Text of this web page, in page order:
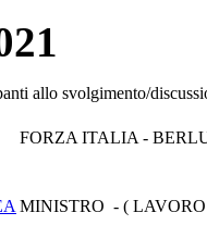
allo svolgimento/
FORZA ITALIA -
MINISTRO - (